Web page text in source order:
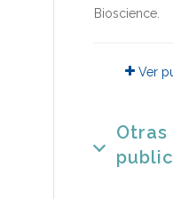
Bioscience.
Ver
Otras